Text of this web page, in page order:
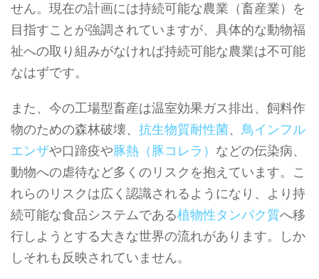
せん。現在の計画には持続可能な農業（畜産業）を
目指すことが強調されていますが、具体的な動物福
祉への取り組みがなければ持続可能な農業は不可能
なはずです。
また、今の工場型畜産は温室効果ガス排出、飼料作
物のための森林破壊、 抗生物質耐性菌、 鳥インフル
エンザや口蹄疫や豚熱（豚コレラ） などの伝染病、
動物への虐待など多くのリスクを抱えています。こ
れらのリスクは広く認識されるようになり、より持
続可能な食品システムである植物性タンパク質へ移
行しようとする大きな世界の流れがあります。しか
しそれも反映されていません。